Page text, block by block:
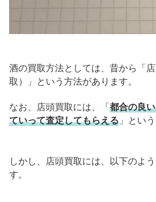
酒の買取方法としては、昔から「
取）」という方法があります。
なお、店頭買取には、「都合の良
ていって査定してもらえる 」とい
しかし、店頭買取には、以下のよ
す。